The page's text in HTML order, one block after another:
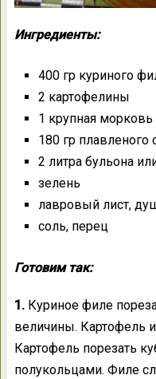
Ингредиенты:
400 гр куриного
2 картофелины
1 крупная морковь
180 гр плавленого
2 литра бульона
зелень
лавровый лист,
соль, перец
Готовим так:
1.Куриное филе
величины. Картофель
Картофель порезать
полукольцами. Филе